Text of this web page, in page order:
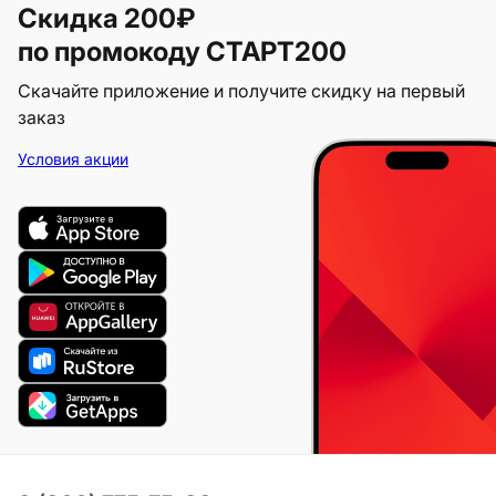
Скидка 200₽
по промокоду СТАРТ200
Скачайте приложение и получите скидку на первый
заказ
Условия акции